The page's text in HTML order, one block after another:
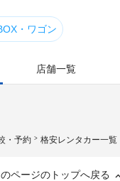
・ワゴン
店舗一覧
・予約 格安レンタカー一覧
のページのトップへ戻る